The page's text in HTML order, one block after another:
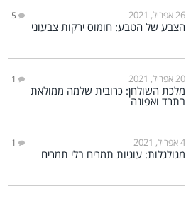
26 אפריל, 2021 5
הצבע של הטבע: חומוס ירקות צבעוני
20 אפריל, 2021 1
מלכת השולחן: כרובית שלמה ממולאת
בתרד ואפונה
4 אפריל, 2021 1
מגולגלות: עוגיות תמרים בלי תמרים